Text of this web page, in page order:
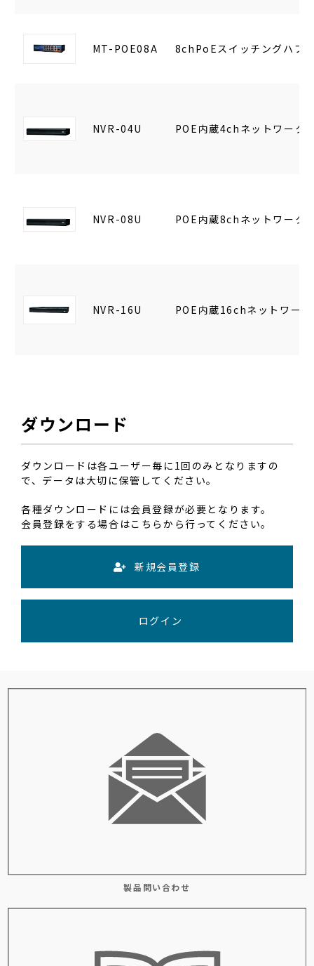
MT-POE08A 8chPoEスイッチングハブ
NVR-04U POE内蔵4chネットワーク
NVR-08U POE内蔵8chネットワーク
NVR-16U POE内蔵16chネットワー
ダウンロード
ダウンロードは各ユーザー毎に1回のみとなりますの
で、データは大切に保管してください。
各種ダウンロードには会員登録が必要となります。
会員登録をする場合はこちらから行ってください。
新規会員登録
ログイン
製品問い合わせ